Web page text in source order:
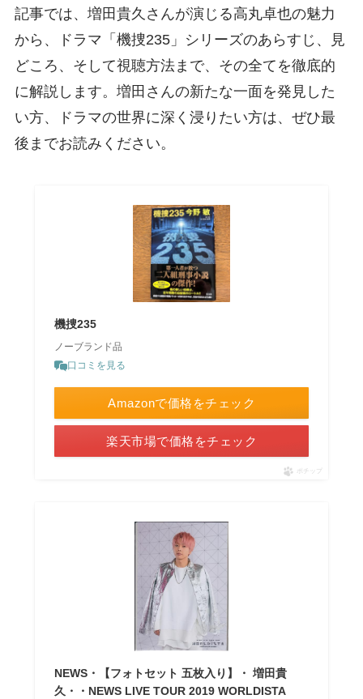
記事では、増田貴久さんが演じる高丸卓也の魅力
から、ドラマ「機捜235」シリーズのあらすじ、見
どころ、そして視聴方法まで、その全てを徹底的
に解説します。増田さんの新たな一面を発見した
い方、ドラマの世界に深く浸りたい方は、ぜひ最
後までお読みください。
機捜235
ノーブランド品
口コミを見る
Amazonで価格をチェック
楽天市場で価格をチェック
ポチップ
NEWS・【フォトセット 五枚入り】・ 増田貴
久・・NEWS LIVE TOUR 2019 WORLDISTA